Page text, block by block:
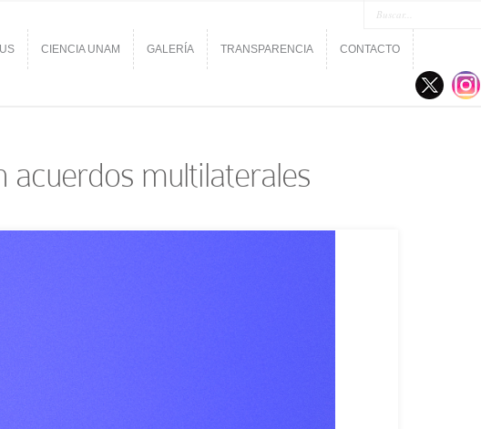
CIENCIA UNAM GALERÍA TRANSPARENCIA CONTACTO
acuerdos multilaterales